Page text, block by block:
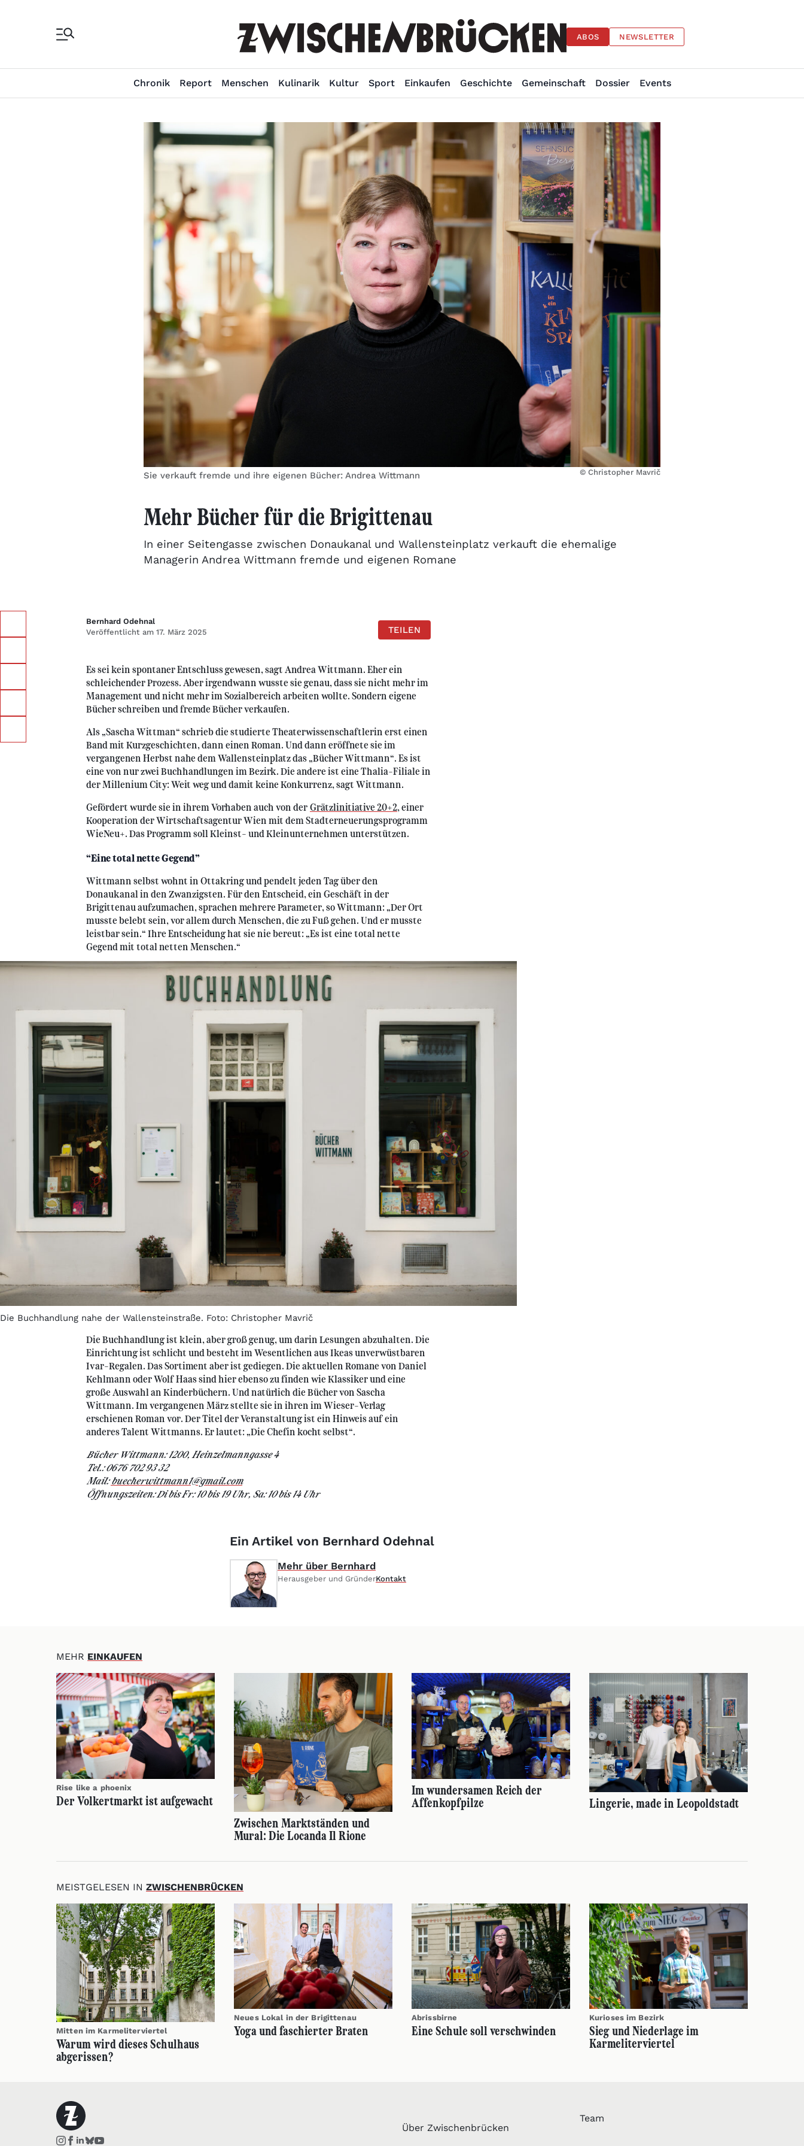
ABOS NEWSLETTER
Chronik Report Menschen Kulinarik Kultur Sport Einkaufen Geschichte Gemeinschaft Dossier Events
Sie verkauft fremde und ihre eigenen Bücher: Andrea Wittmann © Christopher Mavrič
Mehr Bücher für die Brigittenau
In einer Seitengasse zwischen Donaukanal und Wallensteinplatz verkauft die ehemalige
Managerin Andrea Wittmann fremde und eigenen Romane
Bernhard Odehnal
Veröffentlicht am 17. März 2025
TEILEN
Es sei kein spontaner Entschluss gewesen, sagt Andrea Wittmann. Eher ein
schleichender Prozess. Aber irgendwann wusste sie genau, dass sie nicht mehr im
Management und nicht mehr im Sozialbereich arbeiten wollte. Sondern eigene
Bücher schreiben und fremde Bücher verkaufen.
Als „Sascha Wittman“ schrieb die studierte Theaterwissenschaftlerin erst einen
Band mit Kurzgeschichten, dann einen Roman. Und dann eröffnete sie im
vergangenen Herbst nahe dem Wallensteinplatz das „Bücher Wittmann“. Es ist
eine von nur zwei Buchhandlungen im Bezirk. Die andere ist eine Thalia-Filiale in
der Millenium City: Weit weg und damit keine Konkurrenz, sagt Wittmann.
Gefördert wurde sie in ihrem Vorhaben auch von der Grätzlinitiative 20+2, einer
Kooperation der Wirtschaftsagentur Wien mit dem Stadterneuerungsprogramm
WieNeu+. Das Programm soll Kleinst- und Kleinunternehmen unterstützen.
“Eine total nette Gegend”
Wittmann selbst wohnt in Ottakring und pendelt jeden Tag über den
Donaukanal in den Zwanzigsten. Für den Entscheid, ein Geschäft in der
Brigittenau aufzumachen, sprachen mehrere Parameter, so Wittmann: „Der Ort
musste belebt sein, vor allem durch Menschen, die zu Fuß gehen. Und er musste
leistbar sein.“ Ihre Entscheidung hat sie nie bereut: „Es ist eine total nette
Gegend mit total netten Menschen.“
Die Buchhandlung nahe der Wallensteinstraße. Foto: Christopher Mavrič
Die Buchhandlung ist klein, aber groß genug, um darin Lesungen abzuhalten. Die
Einrichtung ist schlicht und besteht im Wesentlichen aus Ikeas unverwüstbaren
Ivar-Regalen. Das Sortiment aber ist gediegen. Die aktuellen Romane von Daniel
Kehlmann oder Wolf Haas sind hier ebenso zu finden wie Klassiker und eine
große Auswahl an Kinderbüchern. Und natürlich die Bücher von Sascha
Wittmann. Im vergangenen März stellte sie in ihren im Wieser-Verlag
erschienen Roman vor. Der Titel der Veranstaltung ist ein Hinweis auf ein
anderes Talent Wittmanns. Er lautet: „Die Chefin kocht selbst“.
Bücher Wittmann: 1200, Heinzelmanngasse 4
Tel.: 0676 702 93 32
Mail:buecherwittmann1@gmail.com
Öffnungszeiten: Di bis Fr: 10 bis 19 Uhr, Sa: 10 bis 14 Uhr
Ein Artikel von Bernhard Odehnal
Mehr über Bernhard
Herausgeber und GründerKontakt
MEHR EINKAUFEN
Rise like a phoenix
Der Volkertmarkt ist aufgewacht
Zwischen Marktständen und
Mural: Die Locanda Il Rione
Im wundersamen Reich der
Affenkopfpilze
Lingerie, made in Leopoldstadt
MEISTGELESEN INZWISCHENBRÜCKEN
Mitten im Karmeliterviertel
Warum wird dieses Schulhaus
abgerissen?
Neues Lokal in der Brigittenau
Yoga und faschierter Braten
Abrissbirne
Eine Schule soll verschwinden
Kurioses im Bezirk
Sieg und Niederlage im
Karmeliterviertel
Über Zwischenbrücken
Team